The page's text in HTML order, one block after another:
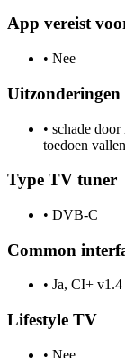
App vereist
• Nee
• schade
toedoen
Type TV tuner
• DVB-C
Common
• Ja, CI+ v1.4
Lifestyle TV
• Nee